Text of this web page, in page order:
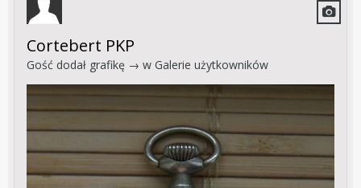
Cortebert PKP
Gość dodał grafikę → w Galerie użytkowników